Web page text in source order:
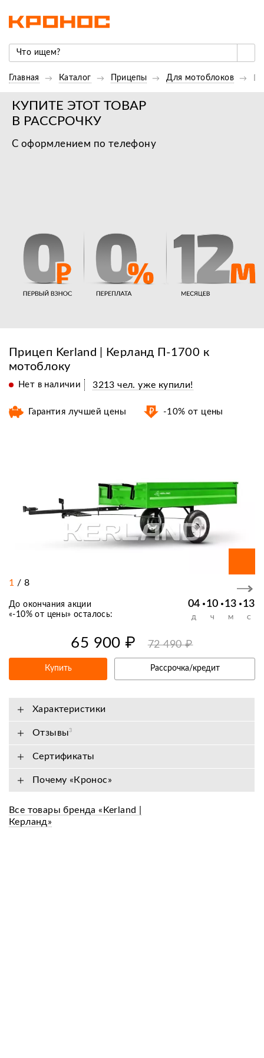
Главная Каталог Прицепы Для мотоблоков
КУПИТЕ ЭТОТ ТОВАР
В РАССРОЧКУ
С оформлением по телефону
Прицеп Kerland | Керланд П-1700 к
мотоблоку
Нет в наличии 3213 чел. уже купили!
Гарантия лучшей цены -10% от цены
1 / 8
До окончания акции
«-10% от цены» осталось:
04 10 13 12
Д Ч М С
65 900 ₽ 72 490 ₽
Купить Рассрочка/кредит
Характеристики
Отзывы3
Сертификаты
Почему «Кронос»
Все товары бренда «Kerland |
Керланд»